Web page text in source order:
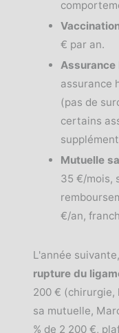
€ par an.
Assurance
assurance
(pas de
certains
Mutuelle
35 €/mois,
€/an,
L'année
rupture du
200 € (chirurgie,
sa mutuelle,
% de 2 200 €,